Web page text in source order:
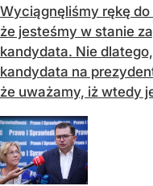
Wyciągnęliśmy rękę
że jesteśmy w stanie
kandydata. Nie
kandydata na
że uważamy, iż wtedy